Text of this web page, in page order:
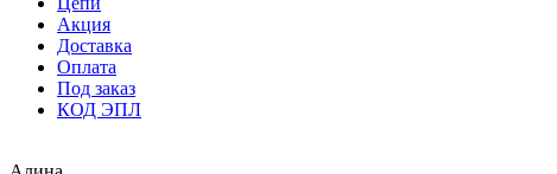
Акция
Доставка
Оплата
Под заказ
КОД ЭПЛ